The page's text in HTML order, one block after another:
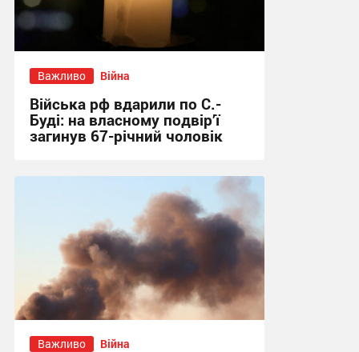
Важливо Війна
Війська рф вдарили по С.-
Буді: на власному подвір’ї
загинув 67-річний чоловік
Важливо Війна